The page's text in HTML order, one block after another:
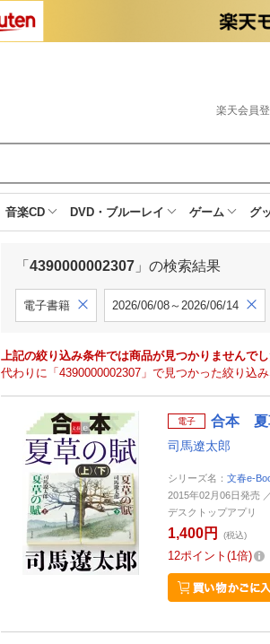
楽天会員登
音楽CD DVD・ブルーレイ ゲーム グ
「 4390000002307 」の検索結果
電子書籍 2026/06/08～2026/06/14
上記の絞り込み条件では商品が見つかりませんでし
代わりに「4390000002307」で見つかった絞り込
電子 合本 夏
司馬遼太郎
シリーズ名： 文春e-
2015年02月06日発売
デスクトップアプリ
1,400円 (税込)
12ポイント 1倍